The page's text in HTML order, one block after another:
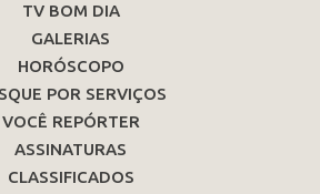
TV BOM DIA
GALERIAS
HORÓSCOPO
POR SERVIÇOS
VOCÊ REPÓRTER
ASSINATURAS
CLASSIFICADOS